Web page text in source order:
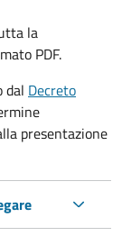
la
PDF.
dal Decreto
presentazione